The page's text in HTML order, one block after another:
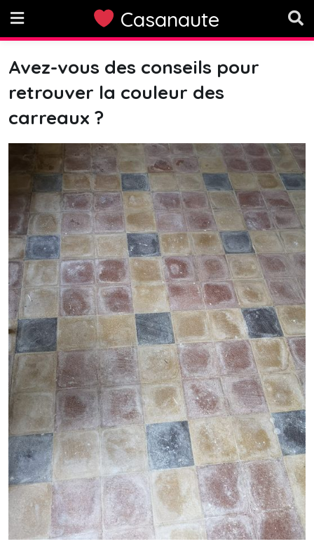
content
Casanaute
Avez-vous des conseils pour
retrouver la couleur des
carreaux ?